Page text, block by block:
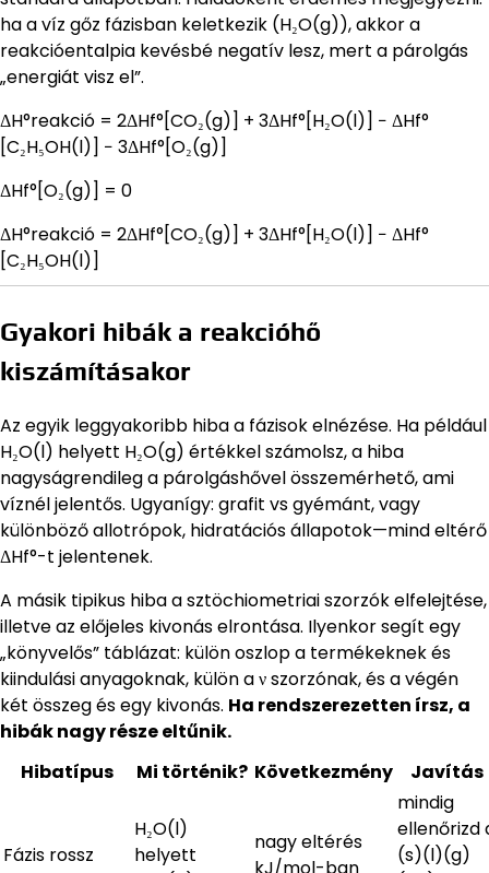
ha a víz gőz fázisban keletkezik (H₂O(g)), akkor a
reakcióentalpia kevésbé negatív lesz, mert a párolgás
„energiát visz el”.
ΔH°reakció = 2ΔHf°[CO₂(g)] + 3ΔHf°[H₂O(l)] − ΔHf°
[C₂H₅OH(l)] − 3ΔHf°[O₂(g)]
ΔHf°[O₂(g)] = 0
ΔH°reakció = 2ΔHf°[CO₂(g)] + 3ΔHf°[H₂O(l)] − ΔHf°
[C₂H₅OH(l)]
Gyakori hibák a reakcióhő
kiszámításakor
Az egyik leggyakoribb hiba a fázisok elnézése. Ha például
H₂O(l) helyett H₂O(g) értékkel számolsz, a hiba
nagyságrendileg a párolgáshővel összemérhető, ami
víznél jelentős. Ugyanígy: grafit vs gyémánt, vagy
különböző allotrópok, hidratációs állapotok—mind eltérő
ΔHf°-t jelentenek.
A másik tipikus hiba a sztöchiometriai szorzók elfelejtése,
illetve az előjeles kivonás elrontása. Ilyenkor segít egy
„könyvelős” táblázat: külön oszlop a termékeknek és
kiindulási anyagoknak, külön a ν szorzónak, és a végén
két összeg és egy kivonás. Ha rendszerezetten írsz, a
hibák nagy része eltűnik.
Hibatípus
Mi történik? Következmény Javítás
Fázis rossz
H₂O(l)
helyett
nagy eltérés
kJ/mol-ban
mindig
ellenőrizd
(s)(l)(g)